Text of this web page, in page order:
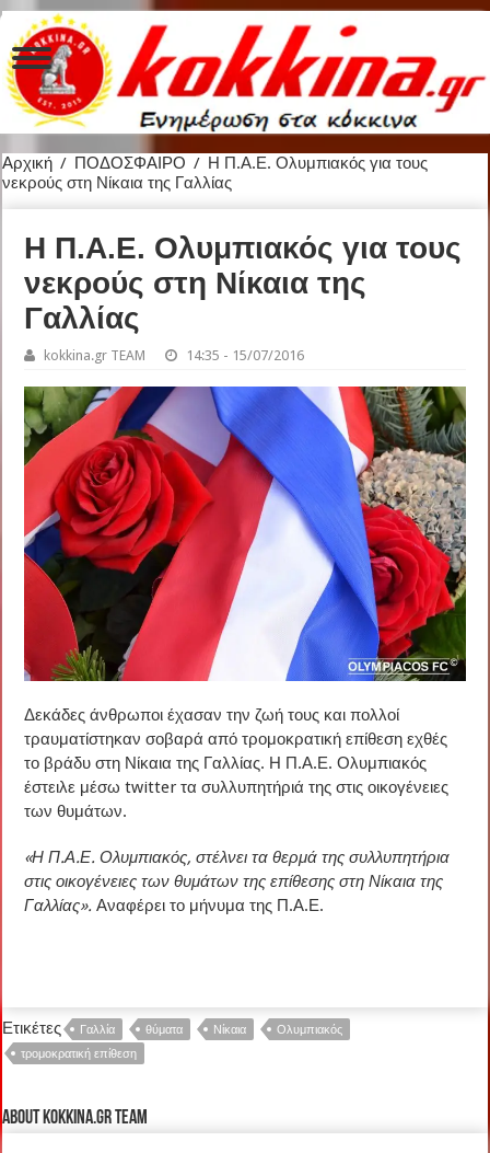
Αρχική / ΠΟΔΟΣΦΑΙΡΟ / Η Π.Α.Ε. Ολυμπιακός για τους
νεκρούς στη Νίκαια της Γαλλίας
Η Π.Α.Ε. Ολυμπιακός για τους
νεκρούς στη Νίκαια της
Γαλλίας
kokkina.gr TEAM 14:35 - 15/07/2016
Δεκάδες άνθρωποι έχασαν την ζωή τους και πολλοί
τραυματίστηκαν σοβαρά από τρομοκρατική επίθεση εχθές
το βράδυ στη Νίκαια της Γαλλίας. Η Π.Α.Ε. Ολυμπιακός
έστειλε μέσω twitter τα συλλυπητήριά της στις οικογένειες
των θυμάτων.
«Η Π.Α.Ε. Ολυμπιακός, στέλνει τα θερμά της συλλυπητήρια
στις οικογένειες των θυμάτων της επίθεσης στη Νίκαια της
Γαλλίας». Αναφέρει το μήνυμα της Π.Α.Ε.
Ετικέτες Γαλλία θύματα Νίκαια
Ολυμπιακός
τρομοκρατική επίθεση
About kokkina.gr TEAM